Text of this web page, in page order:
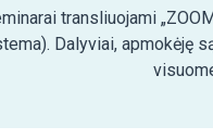
transliuojami
Dalyviai, apmokėję